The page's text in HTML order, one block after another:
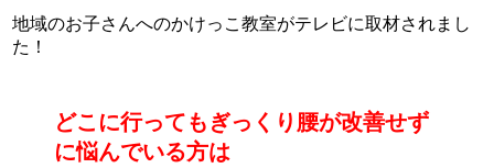
地域のお子さんへのかけっこ教室がテレビに取材されまし
た！
どこに行ってもぎっくり腰が改善せず
に悩んでいる方は